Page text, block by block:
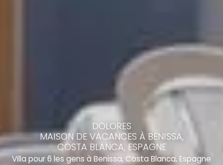
DOLORES
MAISON DE VACANCES À BENISSA,
COSTA BLANCA, ESPAGNE
Villa pour 6 les gens à Benissa, Costa Blanca, Espagne